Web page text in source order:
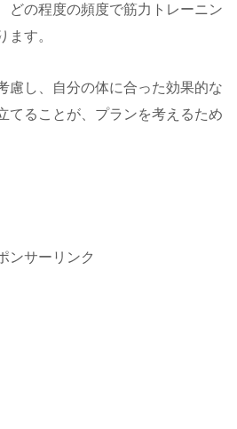
どの程度の頻度で筋力トレーニン
ます。
慮し、自分の体に合った効果的な
てることが、プランを考えるため
ンサーリンク